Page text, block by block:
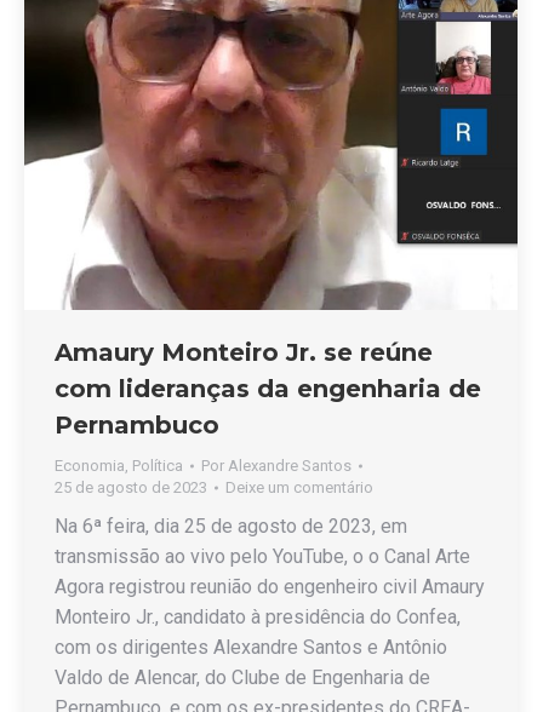
Amaury Monteiro Jr. se reúne
com lideranças da engenharia de
Pernambuco
Economia, Política Por Alexandre Santos
25 de agosto de 2023
Deixe um comentário
Na 6ª feira, dia 25 de agosto de 2023, em
transmissão ao vivo pelo YouTube, o o Canal Arte
Agora registrou reunião do engenheiro civil Amaury
Monteiro Jr., candidato à presidência do Confea,
com os dirigentes Alexandre Santos e Antônio
Valdo de Alencar, do Clube de Engenharia de